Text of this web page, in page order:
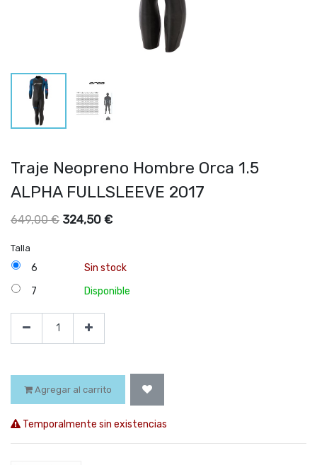
Traje Neopreno Hombre Orca 1.5
ALPHA FULLSLEEVE 2017
649,00€ 324,50 €
Talla
6
Sin stock
7
Disponible
Agregar al carrito
Temporalmente sin existencias